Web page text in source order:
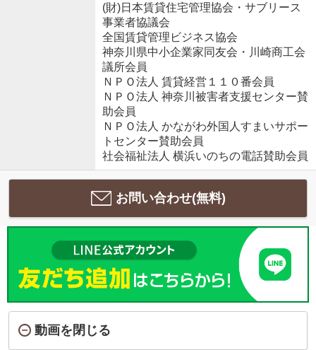
(財)日本賃貸住宅管理協会・サブリース
事業者協議会
全国賃貸管理ビジネス協会
神奈川県中小企業家同友会・川崎商工会
議所会員
ＮＰＯ法人 賃貸経営１１０番会員
ＮＰＯ法人 神奈川被害者支援センター賛
助会員
ＮＰＯ法人 かながわ外国人すまいサポー
トセンター賛助会員
社会福祉法人 横浜いのちの電話賛助会員
お問い合わせ(無料)
動画を閉じる